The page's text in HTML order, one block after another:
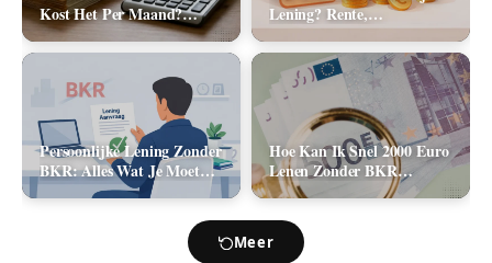
Kost Het Per Maand?
(Rente & Maandlasten
2026)
Lening? Rente,
Rekenvoorbeelden en Totale
Kosten (2026)
Persoonlijke Lening Zonder
BKR: Alles Wat Je Moet
Hoe Kan Ik Snel 2000 Euro
Lenen Zonder BKR
Toetsing? (De Realistische
Meer